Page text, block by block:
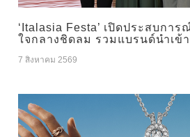
‘Italasia Festa’ เปิดประสบกา
ใจกลางชิดลม รวมแบรนด์นำเข้
7 สิงหาคม 2569